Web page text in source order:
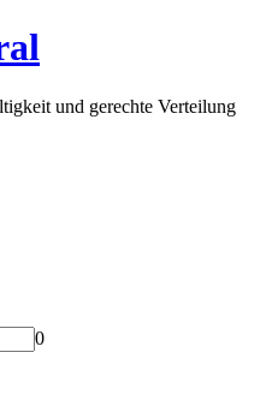
und gerechte Verteilung
0